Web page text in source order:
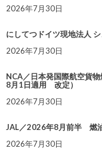
2026年7月30日
にしてつドイツ現地法人
2026年7月30日
NCA／日本発国際航空貨
8月1日適用 改定）
2026年7月30日
JAL／2026年8月前半 燃
2026年7月30日